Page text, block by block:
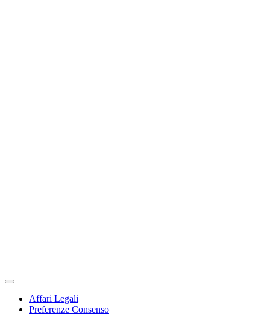
Affari Legali
Preferenze Consenso